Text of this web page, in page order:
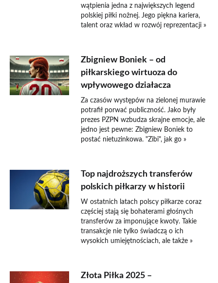
wątpienia jedna z największych legend
polskiej piłki nożnej. Jego piękna kariera,
talent oraz wkład w rozwój reprezentacji »
Zbigniew Boniek – od
piłkarskiego wirtuoza do
wpływowego działacza
Za czasów występów na zielonej murawie
potrafił porwać publiczność. Jako były
prezes PZPN wzbudza skrajne emocje, ale
jedno jest pewne: Zbigniew Boniek to
postać nietuzinkowa. "Zibi", jak go »
Top najdroższych transferów
polskich piłkarzy w historii
W ostatnich latach polscy piłkarze coraz
częściej stają się bohaterami głośnych
transferów za imponujące kwoty. Takie
transakcje nie tylko świadczą o ich
wysokich umiejętnościach, ale także »
Złota Piłka 2025 –